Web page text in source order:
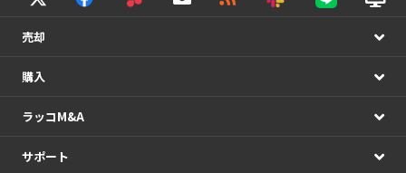
売却
購入
ラッコM&A
サポート